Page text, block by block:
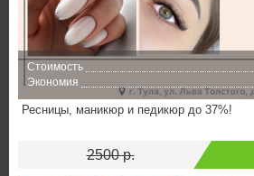
Стоимость
Экономия
Ресницы, маникюр и педикюр до 37%!
2500 р.